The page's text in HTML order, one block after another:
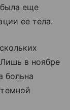
была еще
ее тела.
в ноябре
больна